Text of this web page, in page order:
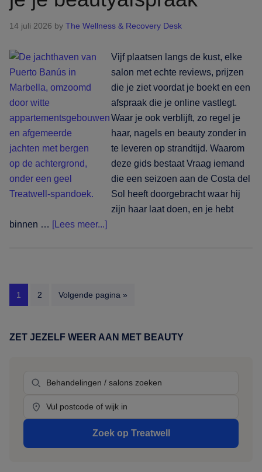
haar,
nagels
beauty
boekt
14 juli 2026 by The Wellness & Recovery Desk
Vijf plaatsen langs de kust, elke
salon met echte reviews, prijzen
die je ziet voordat je boekt en een
afspraak die je online vastlegt.
Waar je ook verblijft, zo regel je
haar, nagels en beauty zonder in
te leveren op strandtijd. Waarom
deze gids bestaat Vraag iemand
die een seizoen aan de Costa del
Sol heeft doorgebracht waar hij
zijn haar laat doen, en je hebt
binnen … [Lees meer...]overWaar
de
je
beautyafspraak
Pagina
1 Pagina
2
Ga
Volgende pagina »
Primaire
ZET JEZELF WEER AAN MET BEAUTY
Zoek op Treatwell